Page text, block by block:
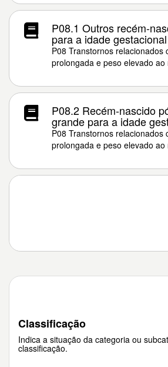
P08.1 Outros recém-
para a idade gestacional
P08 Transtornos relacionados
prolongada e peso elevado ao
P08.2 Recém-nascido
grande para a idade
P08 Transtornos relacionados
prolongada e peso elevado ao
Classificação
Indica a situação da categoria ou
classificação.